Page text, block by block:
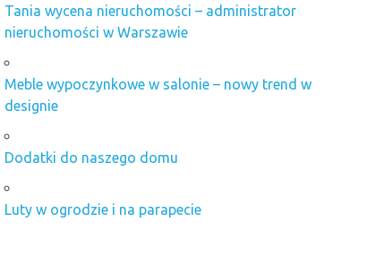
Tania wycena nieruchomości – administrator
nieruchomości w Warszawie
Meble wypoczynkowe w salonie – nowy trend w
designie
Dodatki do naszego domu
Luty w ogrodzie i na parapecie